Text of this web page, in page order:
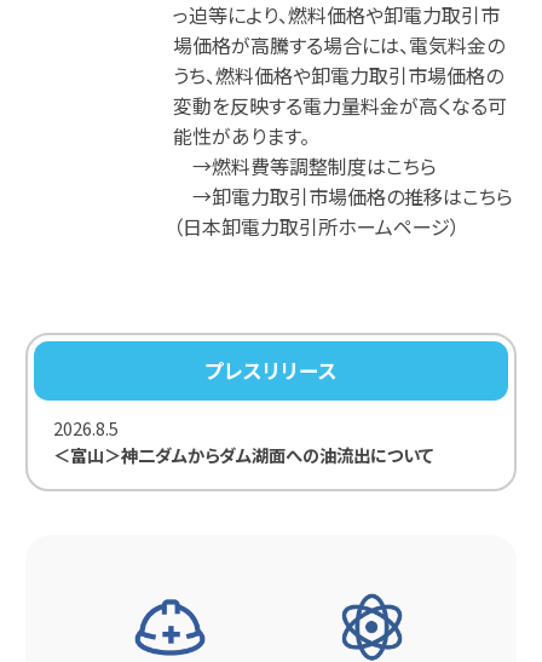
っ迫等により、燃料価格や卸電力取引市
場価格が高騰する場合には、電気料金の
うち、燃料価格や卸電力取引市場価格の
変動を反映する電力量料金が高くなる可
能性があります。
→燃料費等調整制度はこちら
→卸電力取引市場価格の推移はこちら
（日本卸電力取引所ホームページ）
プレスリリース
2026.8.5
＜富山＞神二ダムからダム湖面への油流出について